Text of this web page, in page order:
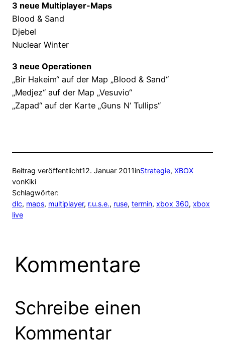
3 neue Multiplayer-Maps
Blood & Sand
Djebel
Nuclear Winter
3 neue Operationen
„Bir Hakeim“ auf der Map „Blood & Sand“
„Medjez“ auf der Map „Vesuvio“
„Zapad“ auf der Karte „Guns N‘ Tullips“
Beitrag veröffentlicht12. Januar 2011inStrategie, XBOX
vonKiki
Schlagwörter:
dlc, maps, multiplayer, r.u.s.e., ruse, termin, xbox 360, xbox
live
Kommentare
Schreibe einen
Kommentar